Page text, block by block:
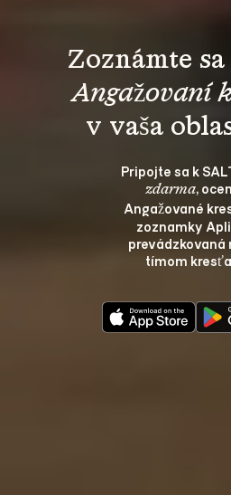
Zoznámte sa
Angažovaní
Pripojte sa k
zdarma,
Angažované
zoznamky
prevádzkovaná
tímom